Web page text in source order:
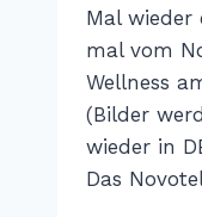
Mal wieder
mal vom
Wellness
(Bilder
wieder in
Das